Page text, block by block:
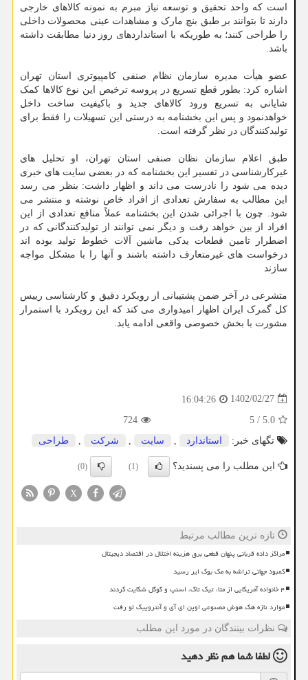
است که واحد تحقیق و توسعه نیاز مبرم به نمونه کالاهای خارجی
دارند تا بتوانند بر طبق بنچ مارک و مشاهدات عینی محصولات داخلی
را طراحی کنند؛ به طوریکه با استانداردهای روز دنیا مطابقت داشته
باشد.
عضو هیأت مدیره سازمان نظام صنفی کامپیوتری استان تهران
اشاره کرد: بطور قطع تسریع در پروسه ترخیص این نوع کالاها کمک
شایانی به تسریع ورود کالاهای جدید و باکیفیت ساخت داخل
خواهدنمود و پس این بخشنامه به درستی این تسهیلات را فقط برای
تولیدکنندگان در نظر گرفته است.
طبق اعلام سازمان نظان صنفی استان تهران، او تحلیل های
غیرکارشناسی در تفسیر این بخشنامه که در بعضی سایت های خبری
دیده می شود را نادرست می داند و اظهار داشت: بنظر می رسد
این مطالب به سفارش تعدادی از افراد خاص نوشته و منتشر می
شود. چون با اجرائی شدن این بخشنامه عملاً منافع تعدادی از این
افراد از بین خواهد رفت و دیگر نمی توانند از تولیدکنندگانی که در
اضطرار تامین قطعات یدکی ماشین آلات خطوط تولید بوده اند
درخواست های غیرمتعارف داشته باشند و آنها را با مشکل مواجه
سازند
متشرعی در آخر ضمن پشتیبانی از رویکرد دقیق و کارشناسی رییس
کل گمرک ایران اظهار امیدواری می کند که این رویکرد با استمرار
مشورت با بخش خصوصی واقعی ادامه یابد.
1402/02/27
16:04:26
5.0
/
5
724
تگهای خبر:
استاندارد , سایت , شركت , طراحی
این مطلب را می پسندید؟ (1)
(0)
X
تازه ترین مطالب مرتبط
مراکز داده قربانی پنهان قطعی برق هزینه اختلال در اقتصاد دیجیتال
کمبود جهانی تراشه به مک بوک ایر رسید
۴ خانواده آمریکایی از متا، تیک تاک، اسنپ و گوگل شکایت کردند
موارد تازه هک هوش مصنوعی اوپن ای آی و آنتروپیک لو رفت
نظرات بینندگان در مورد این مطلب
لطفا شما همنظر دهید